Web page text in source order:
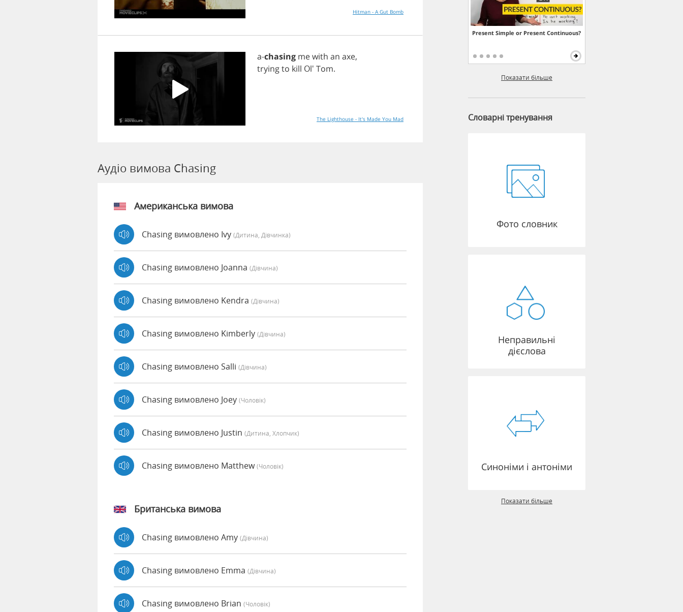
Hitman - A Gut Bomb
a-chasing mewith an axe,
tryingto kill Ol' Tom.
The Lighthouse - It's Made You Mad
Аудіо вимова Chasing
Американська вимова
Chasing вимовлено Ivy (дитина, Дівчинка)
Chasing вимовлено Joanna (дівчина)
Chasing вимовлено Kendra (дівчина)
Chasing вимовлено Kimberly (дівчина)
Chasing вимовлено Salli (дівчина)
Chasing вимовлено Joey (чоловік)
Chasing вимовлено Justin (дитина, Хлопчик)
Chasing вимовлено Matthew(чоловік)
Британська вимова
Chasing вимовлено Amy (дівчина)
Chasing вимовлено Emma (дівчина)
Chasing вимовлено Brian (чоловік)
Present Simple or Present Continuous?
Показати більше
Словарні тренування
Фото словник
Неправильні
дієслова
Синоніми і антоніми
Показати більше